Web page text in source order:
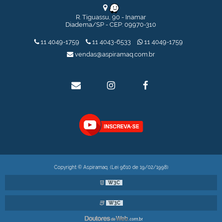
COLETOR DE PÓ MODELO CICLONE 150, 15,0 HP TIPO TINA
COLETOR DE PÓ MODELO HT 50 SEMINOVO
EXAUSTOR CENTRÍFUGO 4 POLOS - SEMINOVOS
TRANSPORTADOR HELICOIDAL
R. Tiguassu, 90 - Inamar
Diadema/SP - CEP: 09970-310
11 4049-1759 11 4043-6533
11 4049-1759
vendas@aspiramaq.com.br
Copyright © Aspiramaq. (Lei 9610 de 19/02/1998)
W3C
W3C